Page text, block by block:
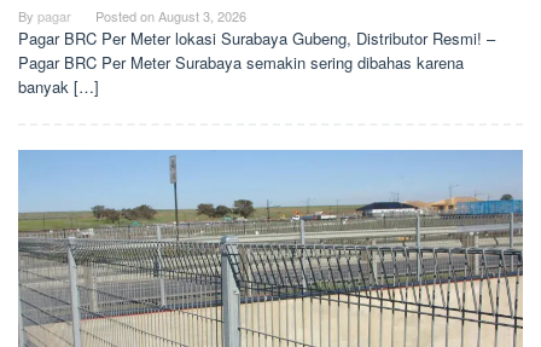
By pagar Posted onAugust 3, 2026
Pagar BRC Per Meter lokasi Surabaya Gubeng, Distributor Resmi! –
Pagar BRC Per Meter Surabaya semakin sering dibahas karena
banyak […]